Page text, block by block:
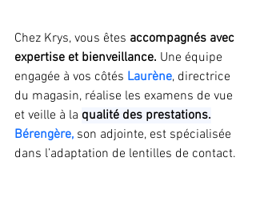
Chez Krys, vous êtes accompagnés avec
expertise et bienveillance. Une équipe
engagée à vos côtés Laurène, directrice
du magasin, réalise les examens de vue
et veille à la qualité des prestations.
Bérengère, son adjointe, est spécialisée
dans l’adaptation de lentilles de contact.